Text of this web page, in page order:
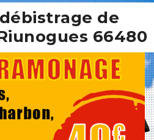
de
66480